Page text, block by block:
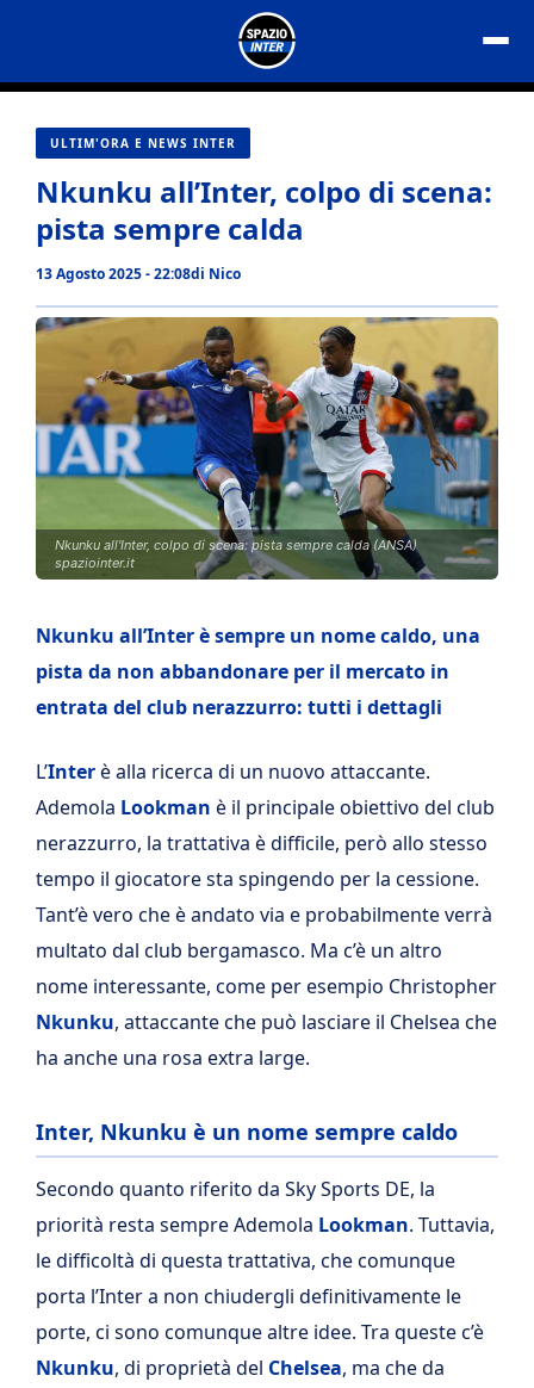
contenuto
ULTIM'ORA E NEWS INTER
Nkunku all’Inter, colpo di scena:
pista sempre calda
13 Agosto 2025 - 22:08di Nico
Nkunku all'Inter, colpo di scena: pista sempre calda (ANSA)
spaziointer.it
Nkunku all’Inter è sempre un nome caldo, una
pista da non abbandonare per il mercato in
entrata del club nerazzurro: tutti i dettagli
L’Interè alla ricerca di un nuovo attaccante.
Ademola Lookman è il principale obiettivo del club
nerazzurro, la trattativa è difficile, però allo stesso
tempo il giocatore sta spingendo per la cessione.
Tant’è vero che è andato via e probabilmente verrà
multato dal club bergamasco. Ma c’è un altro
nome interessante, come per esempio Christopher
Nkunku, attaccante che può lasciare il Chelsea che
ha anche una rosa extra large.
Inter, Nkunku è un nome sempre caldo
Secondo quanto riferito da Sky Sports DE, la
priorità resta sempre Ademola Lookman. Tuttavia,
le difficoltà di questa trattativa, che comunque
porta l’Inter a non chiudergli definitivamente le
porte, ci sono comunque altre idee. Tra queste c’è
Nkunku, di proprietà del Chelsea, ma che da